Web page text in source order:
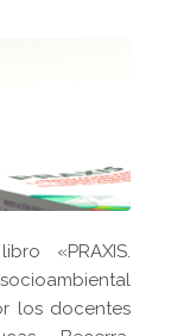
«PRAXIS.
los docentes